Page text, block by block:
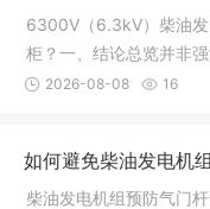
6300V（6.3kV）柴油
柜？一、结论总览并非
电站、带电缆出线、需
2026-08-08 16
如何避免柴油发电机
柴油发电机组预防气门